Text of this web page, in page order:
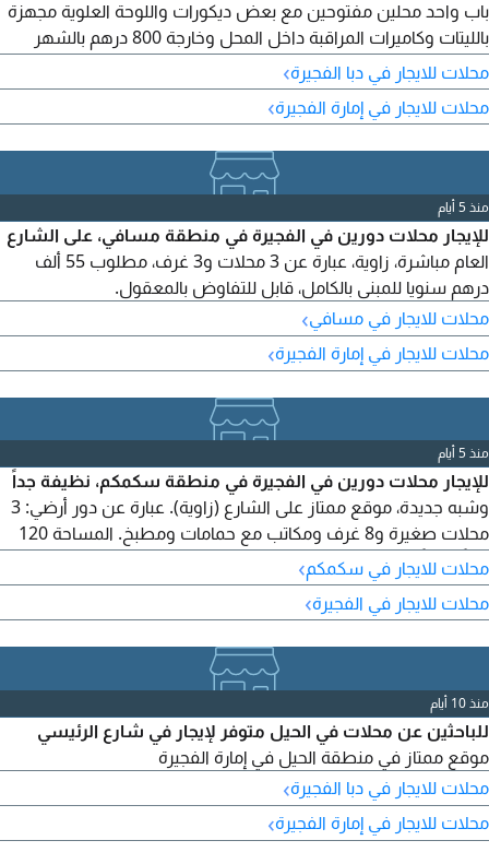
باب واحد محلين مفتوحين مع بعض ديكورات واللوحة العلوية مجهزة
بالليتات وكاميرات المراقبة داخل المحل وخارجة 800 درهم بالشهر
العرض لمدة شهر
محلات للايجار في دبا الفجيرة›
محلات للايجار في إمارة الفجيرة›
منذ 5 أيام
للإيجار محلات دورين في الفجيرة في منطقة مسافي، على الشارع
العام مباشرة، زاوية، عبارة عن 3 محلات و3 غرف، مطلوب 55 ألف
درهم سنويا للمبنى بالكامل، قابل للتفاوض بالمعقول.
محلات للايجار في مسافي›
محلات للايجار في إمارة الفجيرة›
منذ 5 أيام
للإيجار محلات دورين في الفجيرة في منطقة سكمكم، نظيفة جداً
وشبه جديدة، موقع ممتاز على الشارع (زاوية). عبارة عن دور أرضي: 3
محلات صغيرة و8 غرف ومكاتب مع حمامات ومطبخ. المساحة 120
متراً مربعاً، صيانة دورية، جميع الخدمات متوفرة: الكهرباء والماء وإنذار
الحريق وسخان ماء مركزي وتكييف، بأسعار مناسبة.
محلات للايجار في سكمكم›
محلات للايجار في الفجيرة›
منذ 10 أيام
للباحثين عن محلات في الحيل متوفر لإيجار في شارع الرئيسي
موقع ممتاز في منطقة الحيل في إمارة الفجيرة
محلات للايجار في دبا الفجيرة›
محلات للايجار في إمارة الفجيرة›